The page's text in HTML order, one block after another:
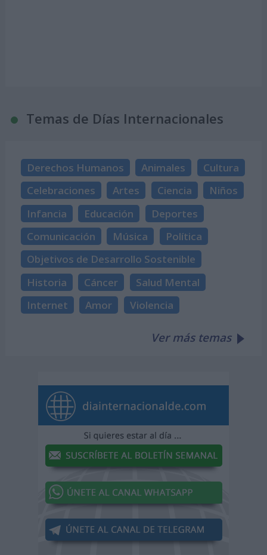
Temas de Días Internacionales
Derechos Humanos Animales
Cultura
Celebraciones
Artes Ciencia
Niños
Infancia
Educación
Deportes
Comunicación
Música
Política
Objetivos de Desarrollo Sostenible
Historia
Cáncer
Salud Mental
Internet
Amor Violencia
Ver más temas